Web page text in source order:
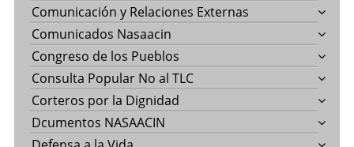
Comunicación y Relaciones Externas
Comunicados Nasaacin
Congreso de los Pueblos
Consulta Popular No al TLC
Corteros por la Dignidad
Dcumentos NASAACIN